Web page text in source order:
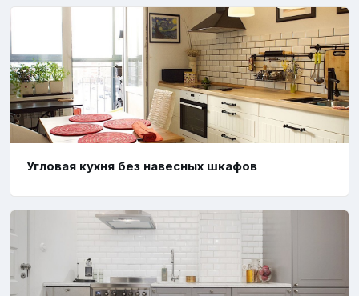
Угловая кухня без навесных шкафов